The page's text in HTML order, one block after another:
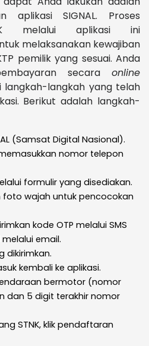
aplikasi SIGNAL. Proses
melalui aplikasi ini
melaksanakan kewajiban
pemilik yang sesuai. Anda
secara online
langkah-langkah yang telah
Berikut adalah langkah-
(Samsat Digital Nasional).
nomor telepon
formulir yang disediakan.
foto wajah untuk pencocokan
kode OTP melalui SMS
email.
dikirimkan.
kembali ke aplikasi.
bermotor (nomor
dan 5 digit terakhir nomor
STNK, klik pendaftaran